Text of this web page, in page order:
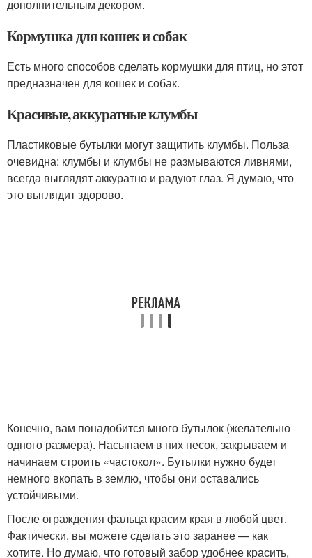
дополнительным декором.
Кормушка для кошек и собак
Есть много способов сделать кормушки для птиц, но этот
предназначен для кошек и собак.
Красивые, аккуратные клумбы
Пластиковые бутылки могут защитить клумбы. Польза
очевидна: клумбы и клумбы не размываются ливнями,
всегда выглядят аккуратно и радуют глаз. Я думаю, что
это выглядит здорово.
Конечно, вам понадобится много бутылок (желательно
одного размера). Насыпаем в них песок, закрываем и
начинаем строить «частокол». Бутылки нужно будет
немного вкопать в землю, чтобы они оставались
устойчивыми.
После ограждения фальца красим края в любой цвет.
Фактически, вы можете сделать это заранее — как
хотите. Но думаю, что готовый забор удобнее красить,